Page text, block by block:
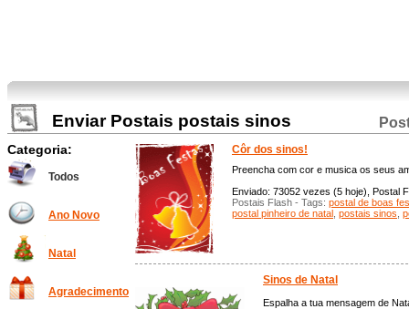
Enviar Postais postais sinos
Categoria:
Todos
Ano Novo
Natal
Agradecimento
Côr dos sinos!
Preencha com cor e musica os seus
Enviado: 73052 vezes (5 hoje), Postal
Postais Flash - Tags: postal de boas
postal pinheiro de natal postais sinos
Sinos de Natal
Espalha a tua mensagem de